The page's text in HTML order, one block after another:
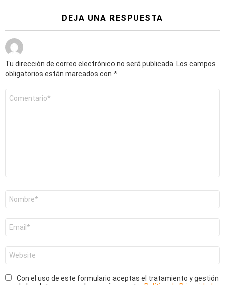
DEJA UNA RESPUESTA
Tu dirección de correo electrónico no será publicada. Los campos
obligatorios están marcados con *
electrónico
*
Con el uso de este formulario aceptas el tratamiento y gestión